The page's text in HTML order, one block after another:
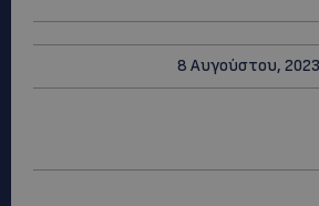
8 Αυγούστου, 2023